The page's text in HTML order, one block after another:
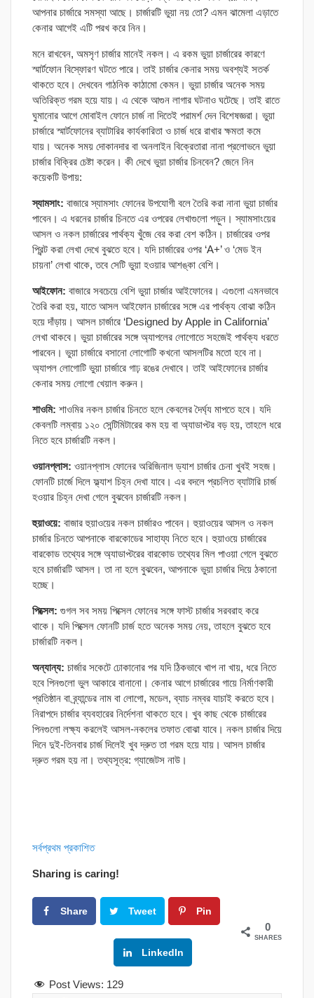
আপনার চার্জারে সমস্যা আছে। চার্জারটি ভুয়া নয় তো? এমন ঝামেলা এড়াতে
কেনার আগেই এটি পরখ করে নিন।
মনে রাখবেন, অমসৃণ চার্জার মানেই নকল। এ রকম ভুয়া চার্জারের কারণে
স্মার্টফোন বিস্ফোরণ ঘটতে পারে। তাই চার্জার কেনার সময় অবশ্যই সতর্ক
থাকতে হবে। দেখবেন গাঠনিক কাঠামো কেমন। ভুয়া চার্জার অনেক সময়
অতিরিক্ত গরম হয়ে যায়। এ থেকে আগুন লাগার ঘটনাও ঘটেছে। তাই রাতে
ঘুমানোর আগে মোবাইল ফোনে চার্জ না দিতেই পরামর্শ দেন বিশেষজ্ঞরা। ভুয়া
চার্জারে স্মার্টফোনের ব্যাটারির কার্যকারিতা ও চার্জ ধরে রাখার ক্ষমতা কমে
যায়। অনেক সময় দোকানদার বা অনলাইন বিক্রেতারা নানা প্রলোভনে ভুয়া
চার্জার বিক্রির চেষ্টা করেন। কী দেখে ভুয়া চার্জার চিনবেন? জেনে নিন
কয়েকটি উপায়:
স্যামসাং: বাজারে স্যামসাং ফোনের উপযোগী বলে তৈরি করা নানা ভুয়া চার্জার
পাবেন। এ ধরনের চার্জার চিনতে এর ওপরের লেখাগুলো পড়ুন। স্যামসাংয়ের
আসল ও নকল চার্জারের পার্থক্য খুঁজে বের করা বেশ কঠিন। চার্জারের ওপর
প্রিন্ট করা লেখা দেখে বুঝতে হবে। যদি চার্জারের ওপর ‘A+’ ও ‘মেড ইন
চায়না’ লেখা থাকে, তবে সেটি ভুয়া হওয়ার আশঙ্কা বেশি।
আইফোন: বাজারে সবচেয়ে বেশি ভুয়া চার্জার আইফোনের। এগুলো এমনভাবে
তৈরি করা হয়, যাতে আসল আইফোন চার্জারের সঙ্গে এর পার্থক্য বোঝা কঠিন
হয়ে দাঁড়ায়। আসল চার্জারে ‘Designed by Apple in California’
লেখা থাকবে। ভুয়া চার্জারের সঙ্গে অ্যাপলের লোগোতে সহজেই পার্থক্য ধরতে
পারবেন। ভুয়া চার্জারে বসানো লোগোটি কখনো আসলটির মতো হবে না।
অ্যাপল লোগোটি ভুয়া চার্জারে গাঢ় রঙের দেখাবে। তাই আইফোনের চার্জার
কেনার সময় লোগো খেয়াল করুন।
শাওমি: শাওমির নকল চার্জার চিনতে হলে কেবলের দৈর্ঘ্য মাপতে হবে। যদি
কেবলটি লম্বায় ১২০ সেন্টিমিটারের কম হয় বা অ্যাডাপ্টর বড় হয়, তাহলে ধরে
নিতে হবে চার্জারটি নকল।
ওয়ানপ্লাস: ওয়ানপ্লাস ফোনের অরিজিনাল ড্যাশ চার্জার চেনা খুবই সহজ।
ফোনটি চার্জে দিলে ফ্ল্যাশ চিহ্ন দেখা যাবে। এর বদলে প্রচলিত ব্যাটারি চার্জ
হওয়ার চিহ্ন দেখা গেলে বুঝবেন চার্জারটি নকল।
হুয়াওয়ে: বাজার হুয়াওয়ের নকল চার্জারও পাবেন। হুয়াওয়ের আসল ও নকল
চার্জার চিনতে আপনাকে বারকোডের সাহায্য নিতে হবে। হুয়াওয়ে চার্জারের
বারকোড তথ্যের সঙ্গে অ্যাডাপ্টরের বারকোড তথ্যের মিল পাওয়া গেলে বুঝতে
হবে চার্জারটি আসল। তা না হলে বুঝবেন, আপনাকে ভুয়া চার্জার দিয়ে ঠকানো
হচ্ছে।
পিক্সেল: গুগল সব সময় পিক্সেল ফোনের সঙ্গে ফাস্ট চার্জার সরবরাহ করে
থাকে। যদি পিক্সেল ফোনটি চার্জ হতে অনেক সময় নেয়, তাহলে বুঝতে হবে
চার্জারটি নকল।
অন্যান্য: চার্জার সকেটে ঢোকানোর পর যদি ঠিকভাবে খাপ না খায়, ধরে নিতে
হবে পিনগুলো ভুল আকারে বানানো। কেনার আগে চার্জারের গায়ে নির্মাণকারী
প্রতিষ্ঠান বা ব্র্যান্ডের নাম বা লোগো, মডেল, ব্যাচ নম্বর যাচাই করতে হবে।
নিরাপদে চার্জার ব্যবহারের নির্দেশনা থাকতে হবে। খুব কাছ থেকে চার্জারের
পিনগুলো লক্ষ্য করলেই আসল-নকলের তফাত বোঝা যাবে। নকল চার্জার দিয়ে
দিনে দুই-তিনবার চার্জ দিলেই খুব দ্রুত তা গরম হয়ে যায়। আসল চার্জার
দ্রুত গরম হয় না। তথ্যসূত্র: গ্যাজেটস নাউ।
সর্বপ্রথম প্রকাশিত
Sharing is caring!
Share Tweet Pin
LinkedIn
0
SHARES
Post Views: 129